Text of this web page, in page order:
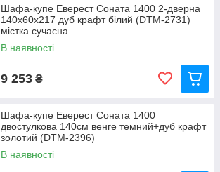
Шафа-купе Еверест Соната 1400 2-дверна
140х60х217 дуб крафт білий (DTM-2731)
містка сучасна
В наявності
9 253 ₴
Шафа-купе Еверест Соната 1400
двостулкова 140см венге темний+дуб крафт
золотий (DTM-2396)
В наявності